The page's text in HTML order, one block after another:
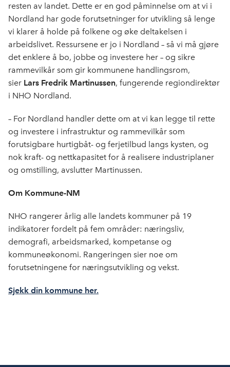
resten av landet. Dette er en god påminnelse om at vi i
Nordland har gode forutsetninger for utvikling så lenge
vi klarer å holde på folkene og øke deltakelsen i
arbeidslivet. Ressursene er jo i Nordland – så vi må gjøre
det enklere å bo, jobbe og investere her – og sikre
rammevilkår som gir kommunene handlingsrom,
sier Lars Fredrik Martinussen, fungerende regiondirektør
i NHO Nordland.
– For Nordland handler dette om at vi kan legge til rette
og investere i infrastruktur og rammevilkår som
forutsigbare hurtigbåt- og ferjetilbud langs kysten, og
nok kraft- og nettkapasitet for å realisere industriplaner
og omstilling, avslutter Martinussen.
Om Kommune-NM
NHO rangerer årlig alle landets kommuner på 19
indikatorer fordelt på fem områder: næringsliv,
demografi, arbeidsmarked, kompetanse og
kommuneøkonomi. Rangeringen sier noe om
forutsetningene for næringsutvikling og vekst.
Sjekk din kommune her.